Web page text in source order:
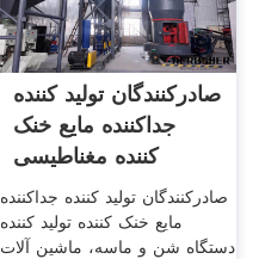
صادرکنندگان تولید کننده
جداکننده مایع خنک
کننده مغناطیسی
صادرکنندگان تولید کننده جداکننده
مایع خنک کننده تولید کننده
دستگاه شن و ماسه، ماشین آلات